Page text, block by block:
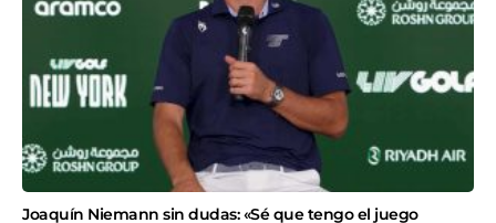
Joaquín Niemann sin dudas: «Sé que tengo el juego